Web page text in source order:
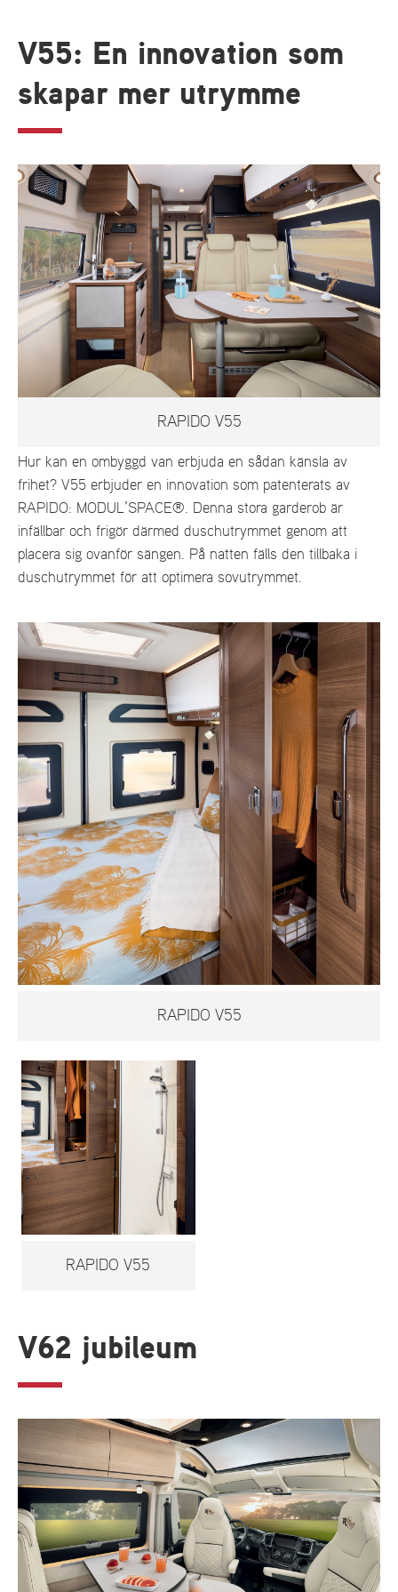
V55: En innovation som
skapar mer utrymme
RAPIDO V55
Hur kan en ombyggd van erbjuda en sådan känsla av
frihet? V55 erbjuder en innovation som patenterats av
RAPIDO: MODUL’SPACE®. Denna stora garderob är
infällbar och frigör därmed duschutrymmet genom att
placera sig ovanför sängen. På natten fälls den tillbaka i
duschutrymmet för att optimera sovutrymmet.
RAPIDO V55
RAPIDO V55
V62 jubileum